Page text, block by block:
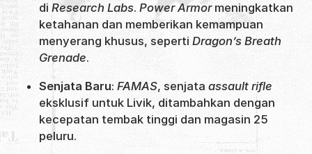
di Research Labs. Power Armormeningkatkan
ketahanan dan memberikan kemampuan
menyerang khusus, seperti Dragon’s Breath
Grenade.
Senjata Baru: FAMAS, senjata assault rifle
eksklusif untuk Livik, ditambahkan dengan
kecepatan tembak tinggi dan magasin 25
peluru.